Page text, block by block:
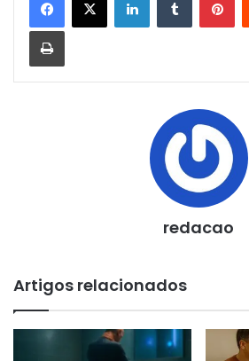
Imprimir
redacao
Artigos relacionados